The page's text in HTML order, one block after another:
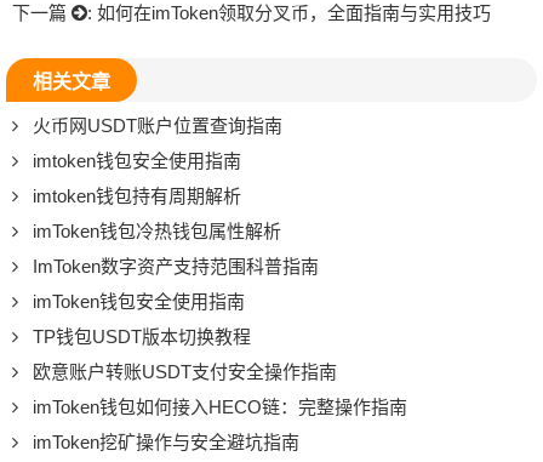
下一篇
: 如何在imToken领取分叉币，全面指南与实用技巧
相关文章
火币网USDT账户位置查询指南
imtoken钱包安全使用指南
imtoken钱包持有周期解析
imToken钱包冷热钱包属性解析
ImToken数字资产支持范围科普指南
imToken钱包安全使用指南
TP钱包USDT版本切换教程
欧意账户转账USDT支付安全操作指南
imToken钱包如何接入HECO链：完整操作指南
imToken挖矿操作与安全避坑指南